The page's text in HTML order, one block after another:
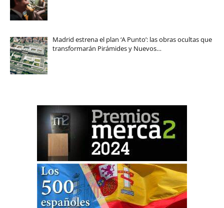
Madrid estrena el plan ‘A Punto’: las obras ocultas que
transformarán Pirámides y Nuevos…